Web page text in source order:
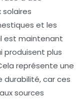
et les
est maintenant
produisent plus
représente une
durabilité, car ces
sources